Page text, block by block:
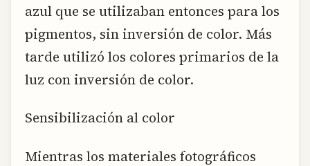
azul que se utilizaban entonces para los
pigmentos, sin inversión de color. Más
tarde utilizó los colores primarios de la
luz con inversión de color.
Sensibilización al color
Mientras los materiales fotográficos